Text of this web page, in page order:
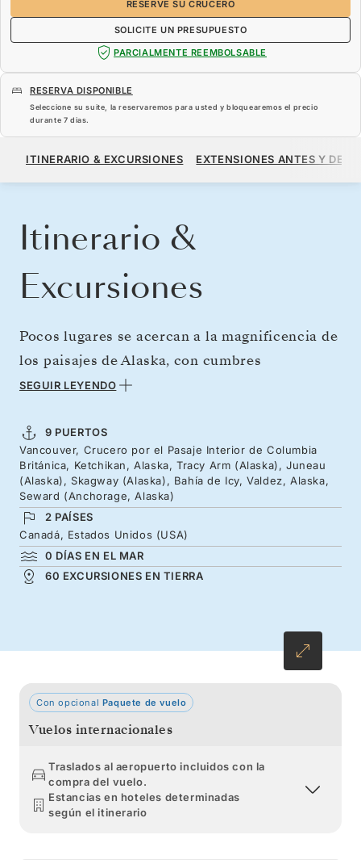
RESERVE SU CRUCERO
SOLICITE UN PRESUPUESTO
PARCIALMENTE REEMBOLSABLE
RESERVA DISPONIBLE
Seleccione su suite, la reservaremos para usted y bloquearemos el precio
durante 7 dias.
5040 US$
ITINERARIO & EXCURSIONES EXTENSIONES ANTES Y
Itinerario &
Excursiones
Pocos lugares se acercan a la magnificencia de
los paisajes de Alaska, con cumbres
imponentes, glaciares resquebrajándose y
Vancouver, nos introduciremos en la
naturaleza salvaje a través de las estrechas
aguas del fiordo Tracy Arm y la bahía Icy Bay,
llena de glaciares. Ya sea en balsa o kayak o en
tren, descubrirá la inmensidad de este estado
cuando se adentre en el golfo de Alaska hacia
Valdez y Seward.
SEGUIR LEYENDO
9 PUERTOS
Vancouver, Crucero por el Pasaje Interior de Columbia
Británica, Ketchikan, Alaska, Tracy Arm (Alaska), Juneau
(Alaska), Skagway (Alaska), Bahía de Icy, Valdez, Alaska,
Seward (Anchorage, Alaska)
2 PAÍSES
Canadá, Estados Unidos (USA)
0 DÍAS EN EL MAR
60 EXCURSIONES EN TIERRA
Con opcional Paquete de vuelo
Vuelos internacionales
Traslados al aeropuerto incluidos con la
compra del vuelo.
Estancias en hoteles determinadas
según el itinerario